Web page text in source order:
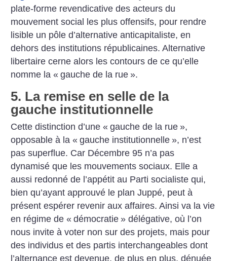
plate-forme revendicative des acteurs du
mouvement social les plus offensifs, pour rendre
lisible un pôle d’alternative anticapitaliste, en
dehors des institutions républicaines. Alternative
libertaire cerne alors les contours de ce qu’elle
nomme la « gauche de la rue ».
5. La remise en selle de la
gauche institutionnelle
Cette distinction d’une « gauche de la rue »,
opposable à la « gauche institutionnelle », n’est
pas superflue. Car Décembre 95 n’a pas
dynamisé que les mouvements sociaux. Elle a
aussi redonné de l’appétit au Parti socialiste qui,
bien qu’ayant approuvé le plan Juppé, peut à
présent espérer revenir aux affaires. Ainsi va la vie
en régime de « démocratie » délégative, où l’on
nous invite à voter non sur des projets, mais pour
des individus et des partis interchangeables dont
l’alternance est devenue, de plus en plus, dénuée